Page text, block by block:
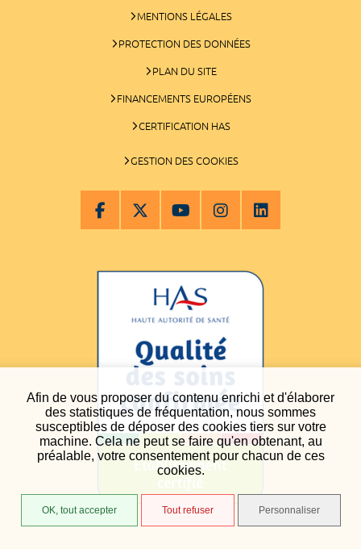
Afin de vous proposer du contenu enrichi et d'élaborer
des statistiques de fréquentation, nous sommes
susceptibles de déposer des cookies tiers sur votre
machine. Cela ne peut se faire qu'en obtenant, au
préalable, votre consentement pour chacun de ces
cookies.
OK, tout accepter Tout refuser Personnaliser
MENTIONS LÉGALES
PROTECTION DES DONNÉES
PLAN DU SITE
FINANCEMENTS EUROPÉENS
CERTIFICATION HAS
GESTION DES COOKIES